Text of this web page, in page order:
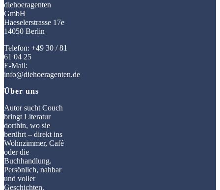
diehoeragenten
GmbH
Haeselerstrasse 17e
14050 Berlin
Telefon: +49 30 / 81
61 04 25
E-Mail:
info@diehoeragenten.de
Über uns
Autor sucht Couch
bringt Literatur
dorthin, wo sie
berührt – direkt ins
Wohnzimmer, Café
oder die
Buchhandlung.
Persönlich, nahbar
und voller
Geschichten.